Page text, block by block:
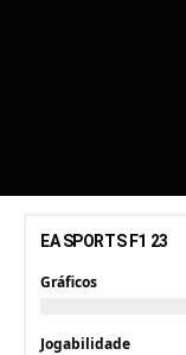
EA SPORTS F1 23
Gráficos
Jogabilidade